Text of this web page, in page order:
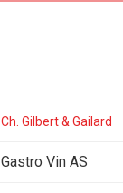
Ch. Gilbert & Gailard
Gastro Vin AS